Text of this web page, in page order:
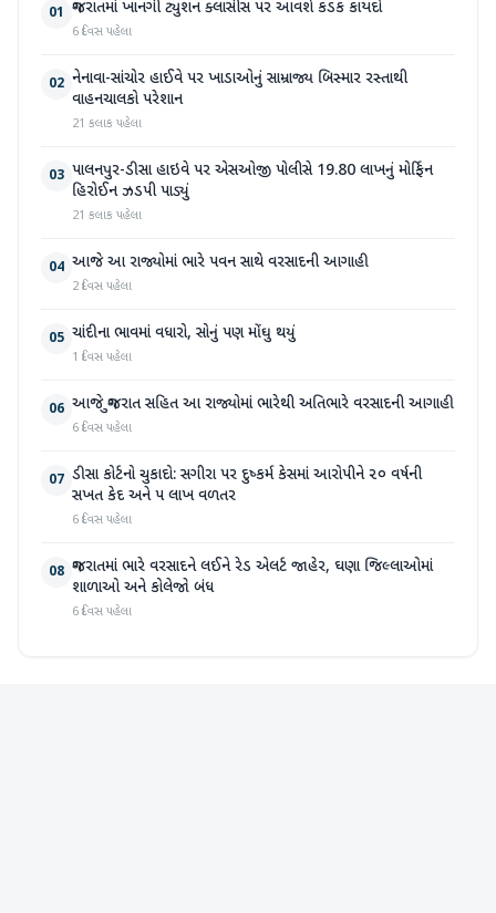
01 ગુજરાતમાં ખાનગી ટ્યુશન ક્લાસીસ પર આવશે કડક કાયદો
6 દિવસ પહેલા
02 નેનાવા-સાંચોર હાઈવે પર ખાડાઓનું સામ્રાજ્ય બિસ્માર રસ્તાથી
વાહનચાલકો પરેશાન
21 કલાક પહેલા
03 પાલનપુર-ડીસા હાઇવે પર એસઓજી પોલીસે 19.80 લાખનું મોર્ફિન
હિરોઈન ઝડપી પાડ્યું
21 કલાક પહેલા
04 આજે આ રાજ્યોમાં ભારે પવન સાથે વરસાદની આગાહી
2 દિવસ પહેલા
05 ચાંદીના ભાવમાં વધારો, સોનું પણ મોંઘુ થયું
1 દિવસ પહેલા
06 આજે ગુજરાત સહિત આ રાજ્યોમાં ભારેથી અતિભારે વરસાદની આગાહી
6 દિવસ પહેલા
07 ડીસા કોર્ટનો ચુકાદો: સગીરા પર દુષ્કર્મ કેસમાં આરોપીને ૨૦ વર્ષની
સખત કેદ અને ૫ લાખ વળતર
6 દિવસ પહેલા
08 ગુજરાતમાં ભારે વરસાદને લઈને રેડ એલર્ટ જાહેર, ઘણા જિલ્લાઓમાં
શાળાઓ અને કોલેજો બંધ
6 દિવસ પહેલા